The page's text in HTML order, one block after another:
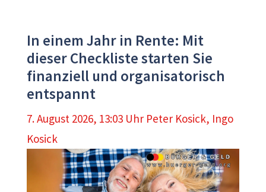
In einem Jahr in Rente: Mit
dieser Checkliste starten Sie
finanziell und organisatorisch
entspannt
7. August 2026, 13:03 Uhr Peter Kosick, Ingo
Kosick